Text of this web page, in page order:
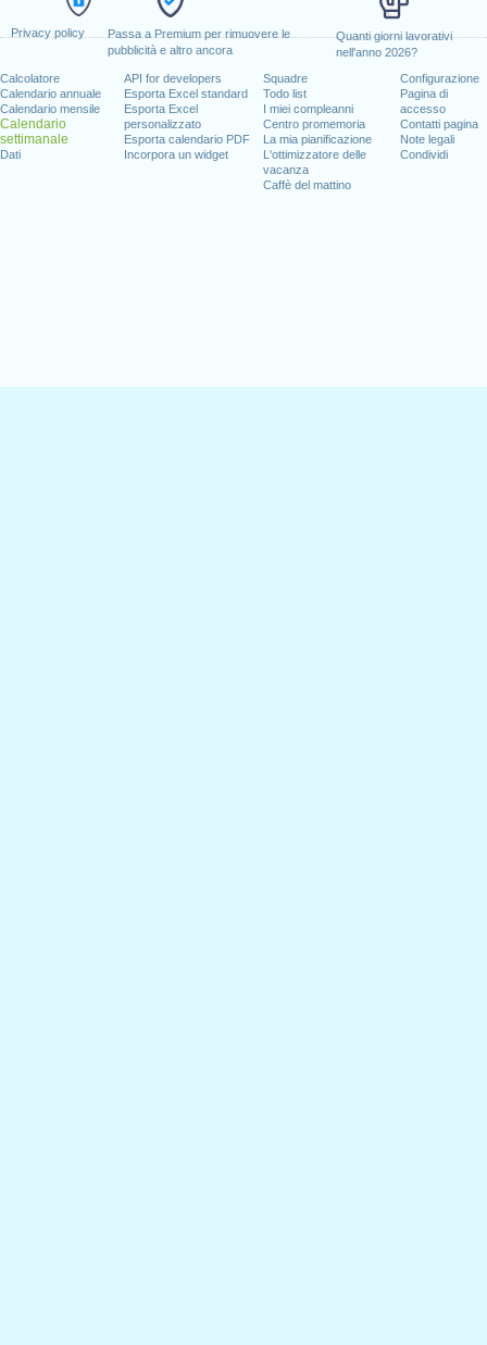
Privacy policy
Passa a Premium per rimuovere le
pubblicità e altro ancora
Quanti giorni lavorativi
nell'anno 2026?
Calcolatore
Calendario annuale
Calendario mensile
Calendario
settimanale
Dati
API for developers
Esporta Excel standard
Esporta Excel
personalizzato
Esporta calendario PDF
Incorpora un widget
Squadre
Todo list
I miei compleanni
Centro promemoria
La mia pianificazione
L'ottimizzatore delle
vacanza
Caffè del mattino
Configurazione
Pagina di
accesso
Contatti pagina
Note legali
Condividi